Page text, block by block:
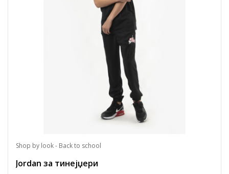
Shop by look - Back to school
Jordan за тинејџери